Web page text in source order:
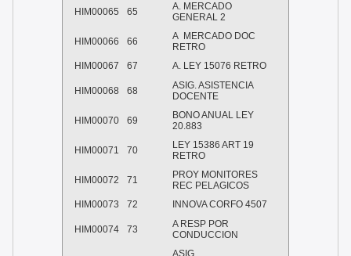
HIM00065 65
A. MERCADO
GENERAL 2
HIM00066 66 A MERCADO DOC
RETRO
HIM00067
67 A. LEY 15076 RETRO
HIM00068 68
ASIG. ASISTENCIA
DOCENTE
HIM00070 69
BONO ANUAL LEY
20.883
HIM00071 70
LEY 15386 ART 19
RETRO
HIM00072 71
PROY MONITORES
REC PELAGICOS
HIM00073
72 INNOVA CORFO 4507
HIM00074 73
A RESP POR
CONDUCCION